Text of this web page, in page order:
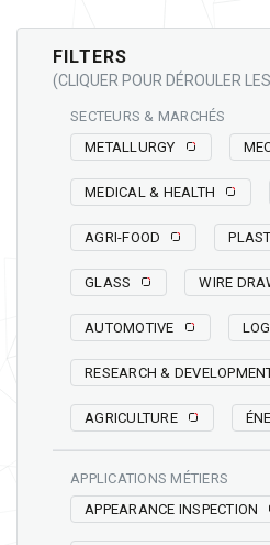
FILTERS
(CLIQUER POUR DÉROULER
SECTEURS & MARCHÉS
METALLURGY
MEDICAL & HEALTH
AGRI-FOOD
GLASS WIRE
AUTOMOTIVE
RESEARCH &
AGRICULTURE
APPLICATIONS MÉTIERS
APPEARANCE INSPECTION